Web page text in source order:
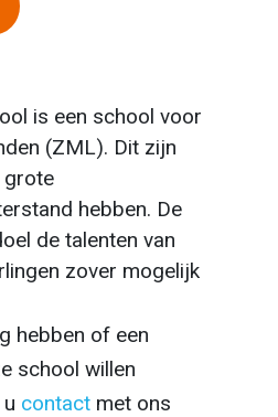
is een school voor
(ZML). Dit zijn
grote
hebben. De
de talenten van
zover mogelijk
hebben of een
school willen
contact met ons